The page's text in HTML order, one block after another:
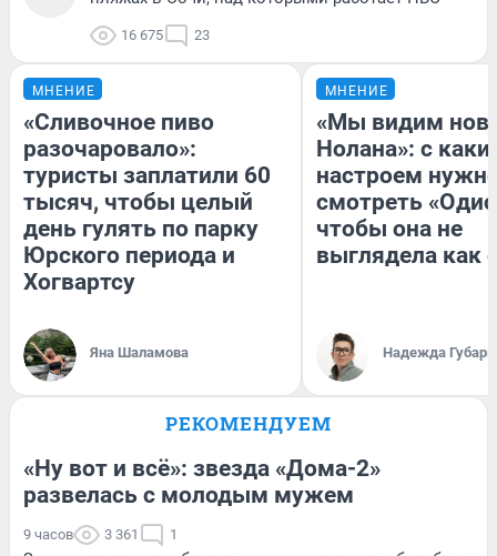
16 675 23
МНЕНИЕ
«Сливочное пиво
разочаровало»:
туристы заплатили 60
тысяч, чтобы целый
день гулять по парку
Юрского периода и
Хогвартсу
Яна Шаламова
МНЕНИЕ
«Мы видим
Нолана»: с
настроем
смотреть
чтобы она не
выглядела как
Надежда Губарь
РЕКОМЕНДУЕМ
«Ну вот и всё»: звезда «Дома-2»
развелась с молодым мужем
9 часов 3 361 1